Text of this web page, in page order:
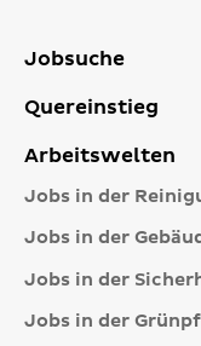
Jobsuche
Quereinstieg
Arbeitswelten
Jobs in der
Jobs in der
Jobs in der
Jobs in der